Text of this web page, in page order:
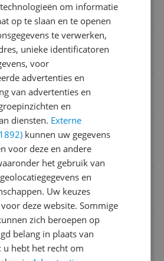
Wasvoorschrift
Afmetingen
van dit artikel
om informatie
op te slaan en te openen
te verwerken,
unieke identificatoren
voor
advertenties en
van advertenties en
en
diensten. Externe
kunnen uw gegevens
voor deze en andere
het gebruik van
en
Uw keuzes
deze website. Sommige
zich beroepen op
belang in plaats van
u hebt het recht om